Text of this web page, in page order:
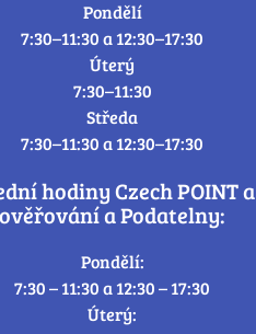
Pondělí
7:30–11:30 a 12:30–17:30
Úterý
7:30–11:30
Středa
7:30–11:30 a 12:30–17:30
hodiny Czech POINT a
ověřování a Podatelny:
Pondělí:
7:30 – 11:30 a 12:30 – 17:30
Úterý: